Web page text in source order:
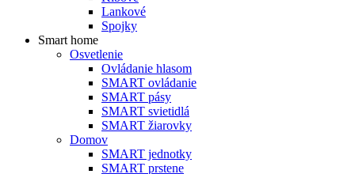
Lankové
Spojky
Smart home
Osvetlenie
Ovládanie hlasom
SMART ovládanie
SMART pásy
SMART svietidlá
SMART žiarovky
Domov
SMART jednotky
SMART prstene